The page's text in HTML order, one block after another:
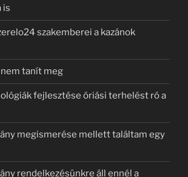
is
szakemberei a kazánok
tanít meg
fejlesztése óriási terhelést ró a
megismerése mellett találtam egy
rendelkezésünkre áll ennél a